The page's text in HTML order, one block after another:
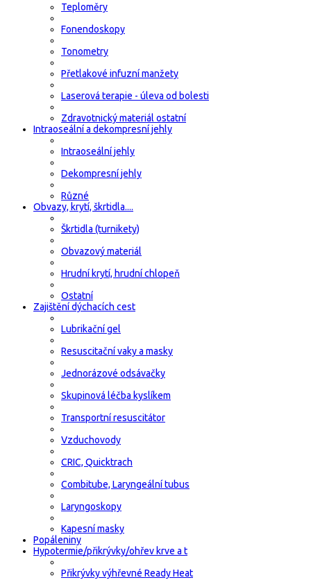
Teploměry
Fonendoskopy
Tonometry
Přetlakové infuzní manžety
Laserová terapie - úleva od bolesti
Zdravotnický materiál ostatní
Intraoseální a dekompresní jehly
Intraoseální jehly
Dekompresní jehly
Různé
Obvazy, krytí, škrtidla....
Škrtidla (turnikety)
Obvazový materiál
Hrudní krytí, hrudní chlopeň
Ostatní
Zajištění dýchacích cest
Lubrikační gel
Resuscitační vaky a masky
Jednorázové odsávačky
Skupinová léčba kyslíkem
Transportní resuscitátor
Vzduchovody
CRIC, Quicktrach
Combitube, Laryngeální tubus
Laryngoskopy
Kapesní masky
Popáleniny
Hypotermie/přikrývky/ohřev krve a t
Přikrývky výhřevné Ready Heat